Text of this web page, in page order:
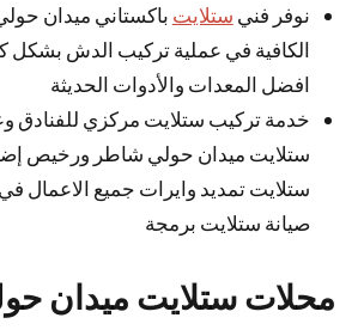
نوفر فني ستلايت باكستاني ميدان
الكافية في عملية تركيب الدش بشكل
افضل المعدات والأدوات الحديثة
خدمة تركيب ستلايت مركزي للفنادق
ستلايت ميدان حولي شاطر ورخيص
ستلايت تمديد وايرات جميع الاعمال
صيانة ستلايت برمجة
محلات ستلايت ميدان